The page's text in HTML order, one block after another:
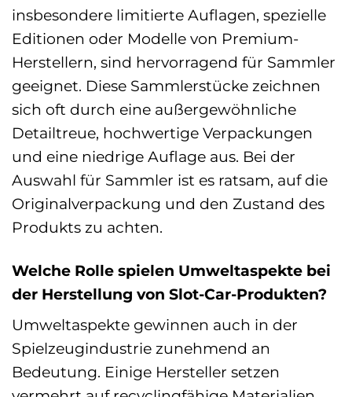
insbesondere limitierte Auflagen, spezielle
Editionen oder Modelle von Premium-
Herstellern, sind hervorragend für Sammler
geeignet. Diese Sammlerstücke zeichnen
sich oft durch eine außergewöhnliche
Detailtreue, hochwertige Verpackungen
und eine niedrige Auflage aus. Bei der
Auswahl für Sammler ist es ratsam, auf die
Originalverpackung und den Zustand des
Produkts zu achten.
Welche Rolle spielen Umweltaspekte bei
der Herstellung von Slot-Car-Produkten?
Umweltaspekte gewinnen auch in der
Spielzeugindustrie zunehmend an
Bedeutung. Einige Hersteller setzen